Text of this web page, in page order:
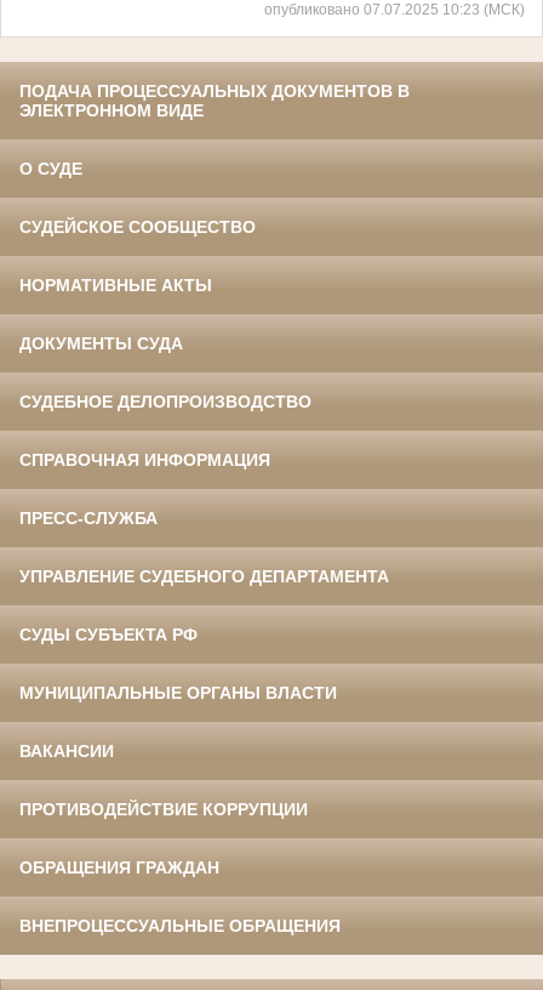
опубликовано 07.07.2025 10:23 (МСК)
ПОДАЧА ПРОЦЕССУАЛЬНЫХ ДОКУМЕНТОВ В
ЭЛЕКТРОННОМ ВИДЕ
О СУДЕ
СУДЕЙСКОЕ СООБЩЕСТВО
НОРМАТИВНЫЕ АКТЫ
ДОКУМЕНТЫ СУДА
СУДЕБНОЕ ДЕЛОПРОИЗВОДСТВО
СПРАВОЧНАЯ ИНФОРМАЦИЯ
ПРЕСС-СЛУЖБА
УПРАВЛЕНИЕ СУДЕБНОГО ДЕПАРТАМЕНТА
СУДЫ СУБЪЕКТА РФ
МУНИЦИПАЛЬНЫЕ ОРГАНЫ ВЛАСТИ
ВАКАНСИИ
ПРОТИВОДЕЙСТВИЕ КОРРУПЦИИ
ОБРАЩЕНИЯ ГРАЖДАН
ВНЕПРОЦЕССУАЛЬНЫЕ ОБРАЩЕНИЯ